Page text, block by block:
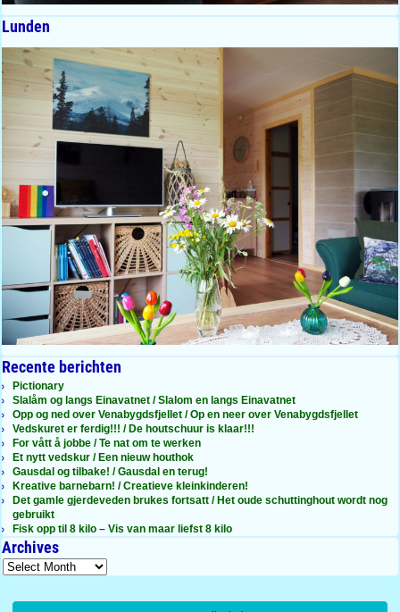
Lunden
Recente berichten
Pictionary
Slalåm og langs Einavatnet / Slalom en langs Einavatnet
Opp og ned over Venabygdsfjellet / Op en neer over Venabygdsfjellet
Vedskuret er ferdig!!! / De houtschuur is klaar!!!
For vått å jobbe / Te nat om te werken
Et nytt vedskur / Een nieuw houthok
Gausdal og tilbake! / Gausdal en terug!
Kreative barnebarn! / Creatieve kleinkinderen!
Det gamle gjerdeveden brukes fortsatt / Het oude schuttinghout wordt nog
gebruikt
Fisk opp til 8 kilo – Vis van maar liefst 8 kilo
Archives